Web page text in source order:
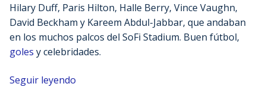
Hilary Duff, Paris Hilton, Halle Berry, Vince Vaughn,
David Beckham y Kareem Abdul-Jabbar, que andaban
en los muchos palcos del SoFi Stadium. Buen fútbol,
goles y celebridades.
Seguir leyendo